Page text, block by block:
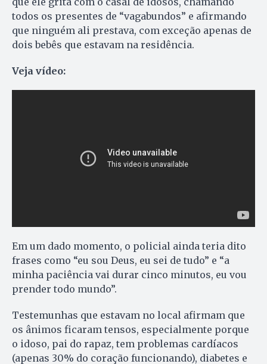
todos os presentes de “vagabundos” e afirmando
que ninguém ali prestava, com exceção apenas de
dois bebês que estavam na residência.
Veja vídeo:
Em um dado momento, o policial ainda teria dito
frases como “eu sou Deus, eu sei de tudo” e “a
minha paciência vai durar cinco minutos, eu vou
prender todo mundo”.
Testemunhas que estavam no local afirmam que
os ânimos ficaram tensos, especialmente porque
o idoso, pai do rapaz, tem problemas cardíacos
(apenas 30% do coração funcionando), diabetes e